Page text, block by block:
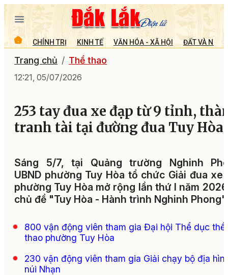
CHÍNH TRỊ KINH TẾ VĂN HÓA - XÃ HỘI ĐẤT VÀ
Trang chủ Thể thao
12:21, 05/07/2026
253 tay đua xe đạp từ 9 tỉnh,
tranh tài tại đường đua Tuy Hòa
Sáng 5/7, tại Quảng trường Nghinh
UBND phường Tuy Hòa tổ chức Giải đua xe
phường Tuy Hòa mở rộng lần thứ I năm
chủ đề "Tuy Hòa - Hành trình Nghinh Phong".
800 vận động viên tham gia Đại hội Thể dục thể
thao phường Tuy Hòa
230 vận động viên tham gia Giải chạy bộ địa
núi Nhạn